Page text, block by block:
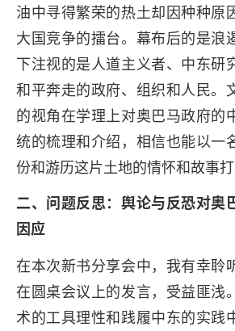
油中寻得繁荣的热土却因种种原
大国竞争的擂台。幕布后的是浪
下注视的是人道主义者、中东研
和平奔走的政府、组织和人民。
的视角在学理上对奥巴马政府的
统的梳理和介绍，相信也能以一
份和游历这片土地的情怀和故事打
二、问题反思：舆论与反恐对奥
因应
在本次新书分享会中，我有幸聆
在圆桌会议上的发言，受益匪浅
术的工具理性和践履中东的实践